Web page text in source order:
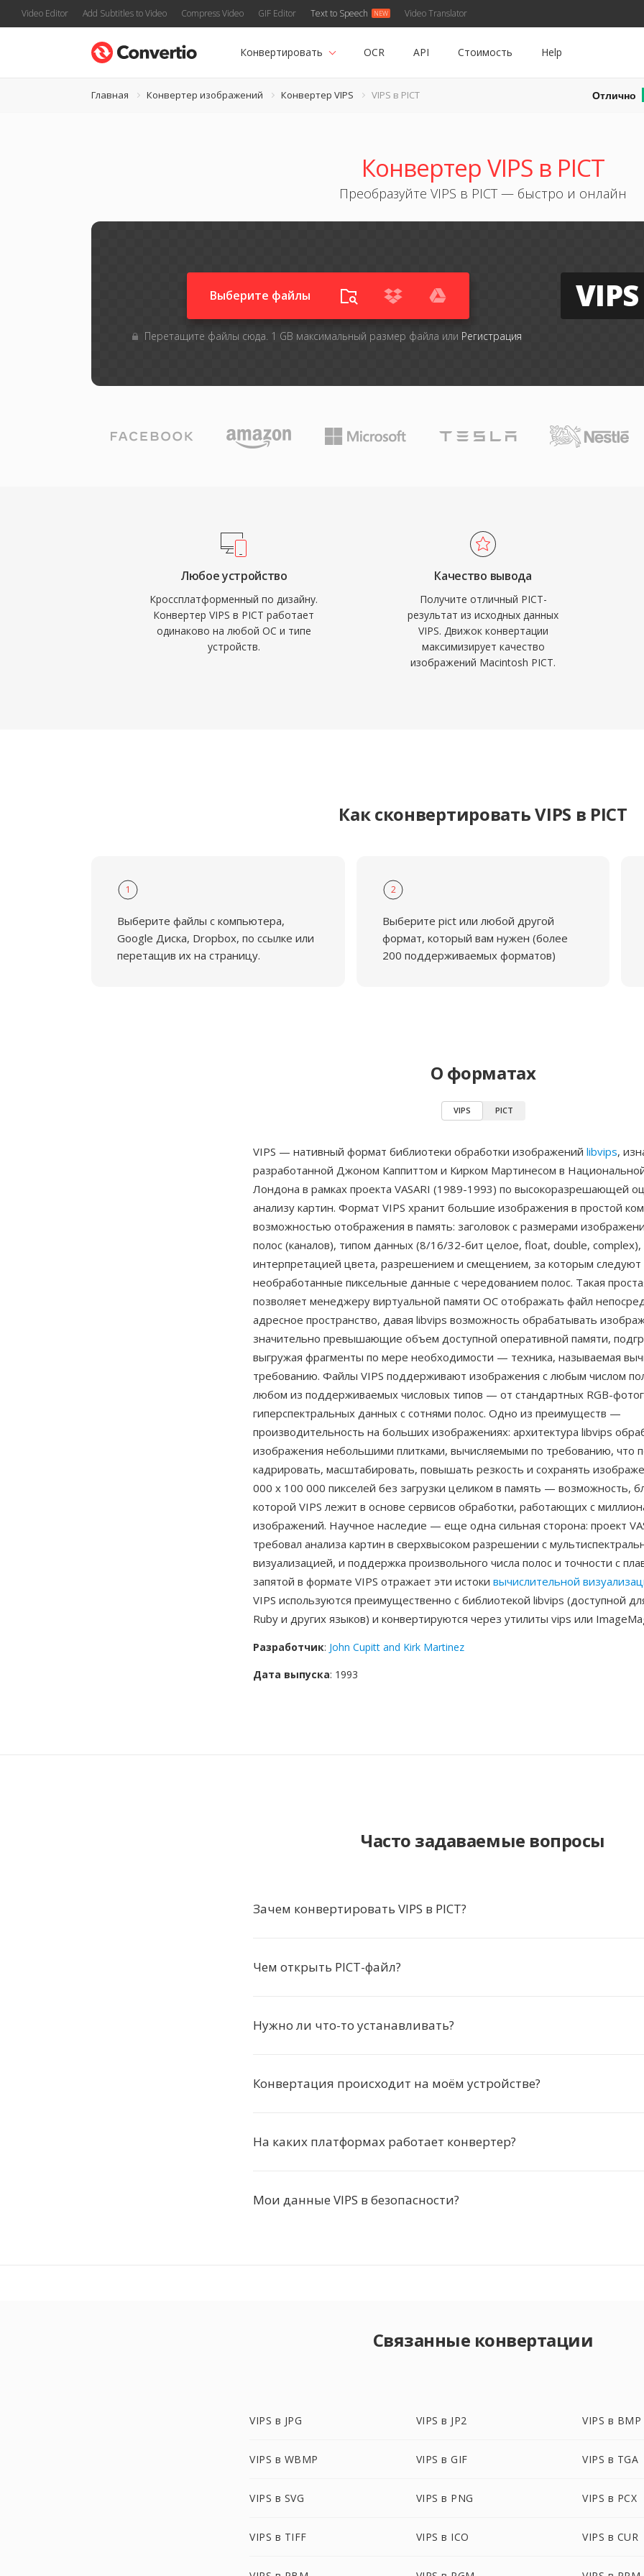
Video Editor Add Subtitles to Video Compress Video GIF Editor Text to Speech Video Translator
Конвертировать OCR API Стоимость Help
Главная Конвертер изображений Конвертер VIPS VIPS в PICT Отлично
Конвертер VIPS в PICT
Преобразуйте VIPS в PICT — быстро и онлайн
Выберите файлы
Перетащите файлы сюда. 1 GB максимальный размер файла или Регистрация
VIPS
Любое устройство
Кроссплатформенный по дизайну.
Конвертер VIPS в PICT работает
одинаково на любой ОС и типе
устройств.
Качество вывода
Получите отличный PICT-
результат из исходных данных
VIPS. Движок конвертации
максимизирует качество
изображений Macintosh PICT.
Как сконвертировать VIPS в PICT
1
Выберите файлы с компьютера,
Google Диска, Dropbox, по ссылке или
перетащив их на страницу.
2
Выберите pict или любой другой
формат, который вам нужен (более
200 поддерживаемых форматов)
О форматах
VIPS PICT
VIPS — нативный формат библиотеки обработки изображений libvips,
разработанной Джоном Каппиттом и Кирком Мартинесом в
Лондона в рамках проекта VASARI (1989-1993) по высокоразрешающей
анализу картин. Формат VIPS хранит большие изображения в простой
возможностью отображения в память: заголовок с размерами
полос (каналов), типом данных (8/16/32-бит целое, float, double, complex),
интерпретацией цвета, разрешением и смещением, за которым следуют
необработанные пиксельные данные с чередованием полос. Такая
позволяет менеджеру виртуальной памяти ОС отображать файл
адресное пространство, давая libvips возможность обрабатывать
значительно превышающие объем доступной оперативной памяти,
выгружая фрагменты по мере необходимости — техника, называемая
требованию. Файлы VIPS поддерживают изображения с любым числом
любом из поддерживаемых числовых типов — от стандартных RGB-
гиперспектральных данных с сотнями полос. Одно из преимуществ —
производительность на больших изображениях: архитектура libvips
изображения небольшими плитками, вычисляемыми по требованию, что
кадрировать, масштабировать, повышать резкость и сохранять
000 x 100 000 пикселей без загрузки целиком в память — возможность,
которой VIPS лежит в основе сервисов обработки, работающих с
изображений. Научное наследие — еще одна сильная сторона: проект
требовал анализа картин в сверхвысоком разрешении с
визуализацией, и поддержка произвольного числа полос и точности с
запятой в формате VIPS отражает эти истоки вычислительной
VIPS используются преимущественно с библиотекой libvips (доступной
Ruby и других языков) и конвертируются через утилиты vips или
Разработчик: John Cupitt and Kirk Martinez
Дата выпуска: 1993
Часто задаваемые вопросы
Зачем конвертировать VIPS в PICT?
Чем открыть PICT-файл?
Нужно ли что-то устанавливать?
Конвертация происходит на моём устройстве?
На каких платформах работает конвертер?
Мои данные VIPS в безопасности?
Связанные конвертации
VIPS в JPG VIPS в JP2 VIPS в BMP
VIPS в WBMP VIPS в GIF VIPS в TGA
VIPS в SVG VIPS в PNG VIPS в PCX
VIPS в TIFF VIPS в ICO VIPS в CUR